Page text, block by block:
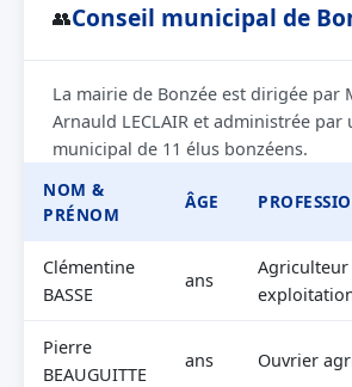
👥Conseil municipal de
La mairie de Bonzée est dirigée par
Arnauld LECLAIR et administrée par
municipal de 11 élus bonzéens.
NOM &
PRÉNOM
ÂGE
Clémentine
BASSE
ans
Pierre
BEAUGUITTE
ans Ouvrier